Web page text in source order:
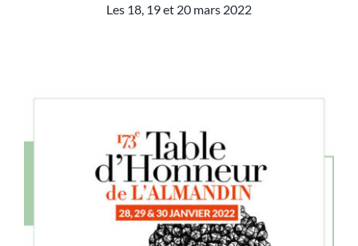
Les 18, 19 et 20 mars 2022